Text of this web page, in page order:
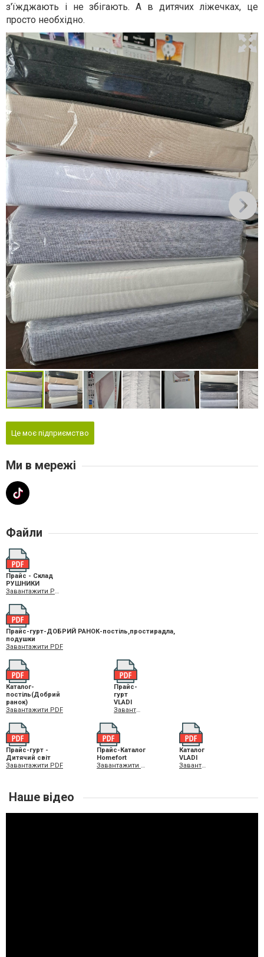
з'їжджають і не збігають. А в дитячих ліжечках, це
просто необхідно.
Це моє підприємство
Ми в мережі
Файли
Прайс - Склад
РУШНИКИ
Прайс-гурт-ДОБРИЙ РАНОК-постіль,простирадла,
подушки
Завантажити PDF
Каталог-
постіль(Добрий
ранок)
Завантажити PDF
Прайс-
гурт
VLADI
Прайс-гурт -
Дитячий світ
Завантажити PDF
Прайс-Каталог
Homefort
Каталог
VLADI
Наше відео